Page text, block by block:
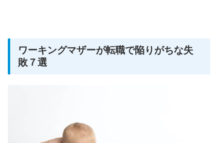
ワーキングマザーが転職で陥りがちな失
敗７選